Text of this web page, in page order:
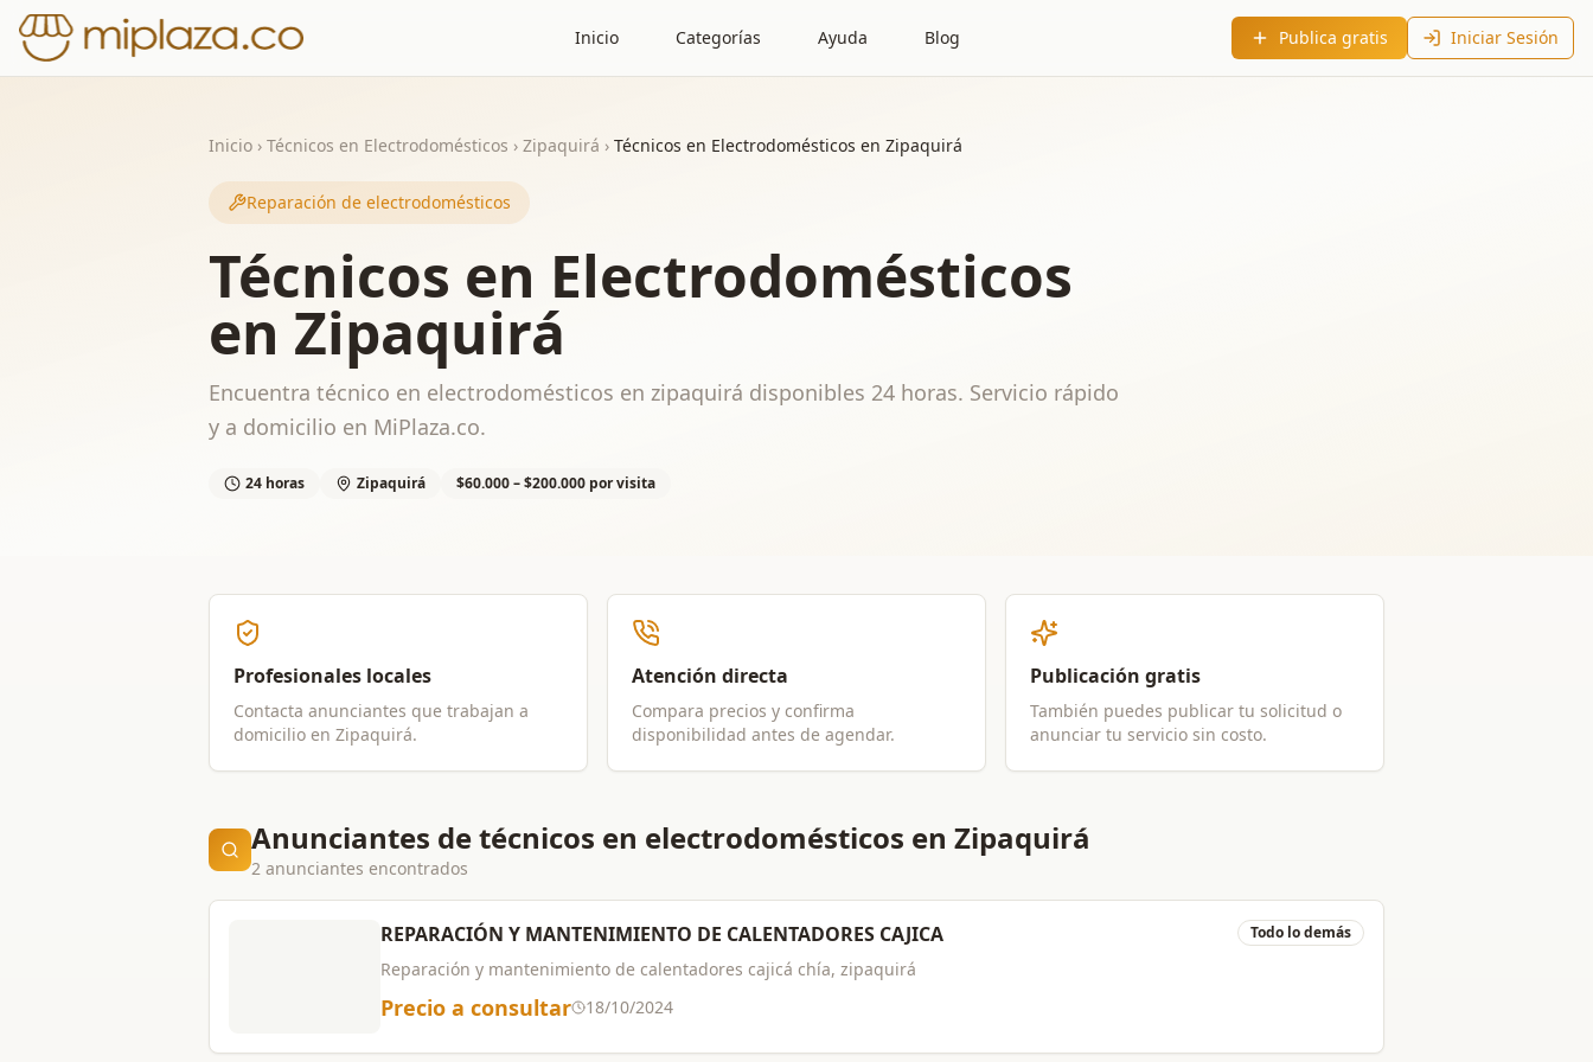
Inicio Categorías Ayuda Blog Publica gratis Iniciar Sesión
Inicio › Técnicos en Electrodomésticos › Zipaquirá › Técnicos en Electrodomésticos en Zipaquirá
Reparación de electrodomésticos
Técnicos en Electrodomésticos
en Zipaquirá
Encuentra técnico en electrodomésticos en zipaquirá disponibles 24 horas. Servicio rápido
y a domicilio en MiPlaza.co.
24 horas Zipaquirá $60.000 – $200.000 por visita
Profesionales locales
Contacta anunciantes que trabajan a
domicilio en Zipaquirá.
Atención directa
Compara precios y confirma
disponibilidad antes de agendar.
Publicación gratis
También puedes publicar tu solicitud o
anunciar tu servicio sin costo.
Anunciantes de técnicos en electrodomésticos en Zipaquirá
2 anunciantes encontrados
REPARACIÓN Y MANTENIMIENTO DE CALENTADORES CAJICA Todo lo demás
Reparación y mantenimiento de calentadores cajicá chía, zipaquirá
Precio a consultar 18/10/2024